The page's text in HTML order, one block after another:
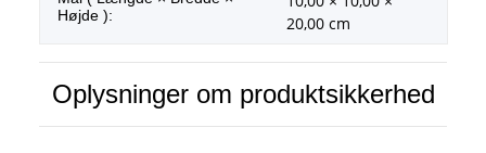
Højde ):
20,00 cm
Oplysninger om produktsikkerhed